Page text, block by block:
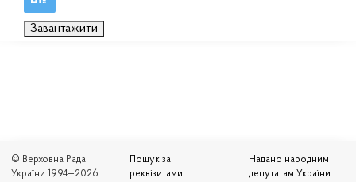
Завантажити
© Верховна Рада
України 1994—2026
Пошук за
реквізитами
Надано народним
депутатам України